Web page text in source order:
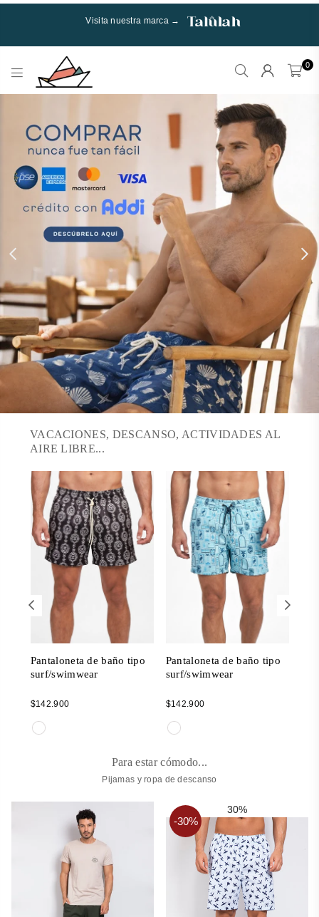
Visita nuestra marca →
Talulah
0
VACACIONES, DESCANSO, ACTIVIDADES AL
AIRE LIBRE...
Pantaloneta de baño tipo
surf/swimwear
Regular
$142.900
Pantaloneta de baño tipo
surf/swimwear
Regular
$142.900
Para estar cómodo...
Pijamas y ropa de descanso
30%
-30%